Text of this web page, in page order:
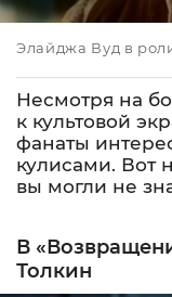
Элайджа Вуд в
Несмотря на
к культовой
фанаты
кулисами. Вот
вы могли не
В
Толкин